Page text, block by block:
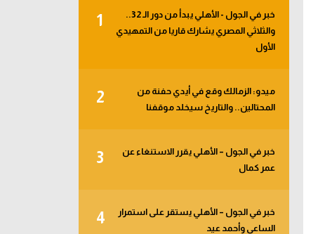
1
خبر في الجول - الأهلي يبدأ من دور الـ 32..
والثلاثي المصري يشارك قاريا من التمهيدي
الأول
2
ميدو: الزمالك وقع في أيدي حفنة من
المحتالين.. والتاريخ سيخلد موقفنا
3
خبر في الجول – الأهلي يقرر الاستنغاء عن
عمر كمال
4
خبر في الجول – الأهلي يستقر على استمرار
الساعي وأحمد عيد